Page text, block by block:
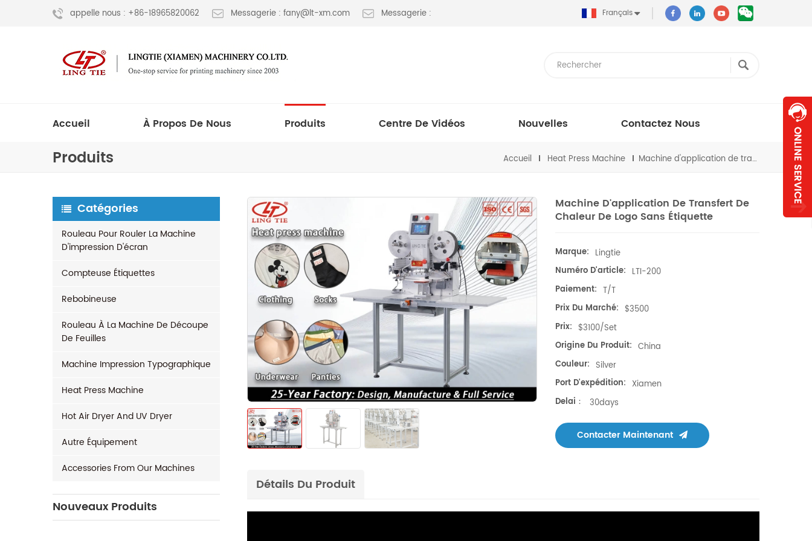
appelle nous : +86-18965820062 Messagerie : fany@lt-xm.com Messagerie : Français
Accueil À Propos De Nous Produits Centre De Vidéos Nouvelles Contactez Nous
Produits Accueil Heat Press Machine Machine d'application de transfert de chaleur de logo sans étiquette
Catégories
Rouleau Pour Rouler La Machine
D'impression D'écran
Compteuse Étiquettes
Rebobineuse
Rouleau À La Machine De Découpe
De Feuilles
Machine Impression Typographique
Heat Press Machine
Hot Air Dryer And UV Dryer
Autre Équipement
Accessories From Our Machines
Nouveaux Produits
Machine D'application De Transfert De
Chaleur De Logo Sans Étiquette
Marque: Lingtie
Numéro D'article: LTI-200
Paiement: T/T
Prix Du Marché: $3500
Prix: $3100/set
Origine Du Produit: China
Couleur: Silver
Port D'expédition: Xiamen
Delai：
30days
Contacter Maintenant
Détails Du Produit